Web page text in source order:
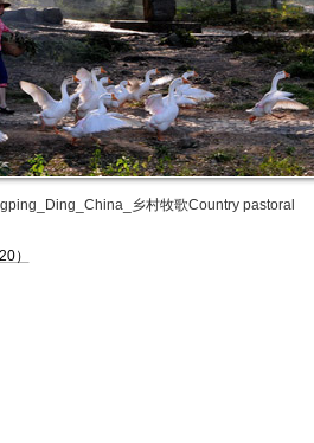
乡村牧歌Country pastoral
）